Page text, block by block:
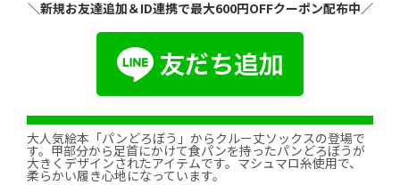
＼新規お友達追加＆ID連携で最大600円OFFクーポン配布中／
大人気絵本「パンどろぼう」からクルー丈ソックスの登場で
す。甲部分から足首にかけて食パンを持ったパンどろぼうが
大きくデザインされたアイテムです。マシュマロ糸使用で、
柔らかい履き心地になっています。